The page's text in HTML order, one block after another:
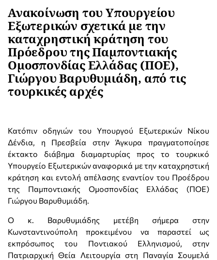
Ανακοίνωση του Υπουργείου
Εξωτερικών σχετικά με την
καταχρηστική κράτηση του
Πρόεδρου της Παμποντιακής
Ομοσπονδίας Ελλάδας (ΠΟΕ),
Γιώργου Βαρυθυμιάδη, από τις
τουρκικές αρχές
Κατόπιν οδηγιών του Υπουργού Εξωτερικών Νίκου
Δένδια, η Πρεσβεία στην Άγκυρα πραγματοποίησε
έκτακτο διάβημα διαμαρτυρίας προς το τουρκικό
Υπουργείο Εξωτερικών αναφορικά με την καταχρηστική
κράτηση και εντολή απέλασης εναντίον του Προέδρου
της Παμποντιακής Ομοσπονδίας Ελλάδας (ΠΟΕ)
Γιώργου Βαρυθυμιάδη.
Ο κ. Βαρυθυμιάδης μετέβη σήμερα στην
Κωνσταντινούπολη προκειμένου να παραστεί ως
εκπρόσωπος του Ποντιακού Ελληνισμού, στην
Πατριαρχική Θεία Λειτουργία στη Παναγία Σουμελά